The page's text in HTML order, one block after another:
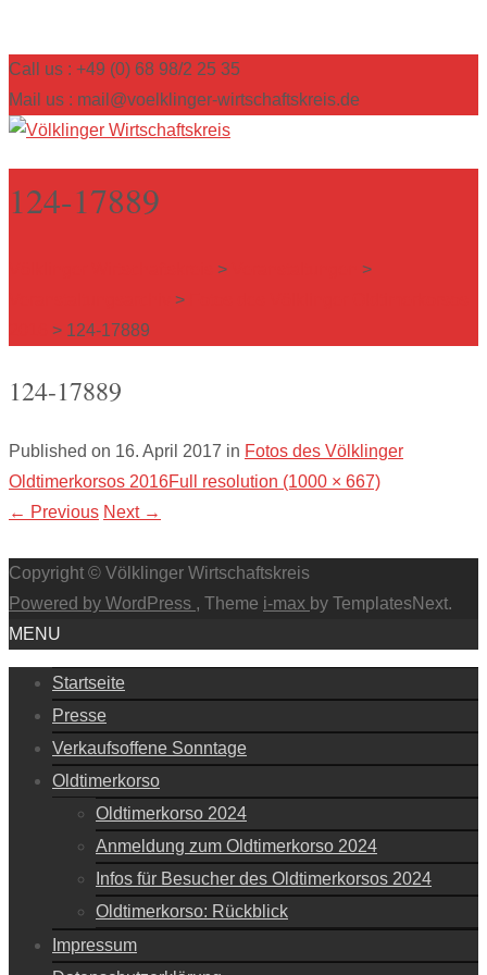
Call us : +49 (0) 68 98/2 25 35
Mail us : mail@voelklinger-wirtschaftskreis.de
124-17889
>
>
>
> 124-17889
124-17889
Published on 16. April 2017 in Fotos des Völklinger
Oldtimerkorsos 2016Full resolution (1000 × 667)
← Previous Next →
Copyright © Völklinger Wirtschaftskreis
Powered by WordPress , Theme i-max by TemplatesNext.
MENU
Startseite
Presse
Verkaufsoffene Sonntage
Oldtimerkorso
Oldtimerkorso 2024
Anmeldung zum Oldtimerkorso 2024
Infos für Besucher des Oldtimerkorsos 2024
Oldtimerkorso: Rückblick
Impressum